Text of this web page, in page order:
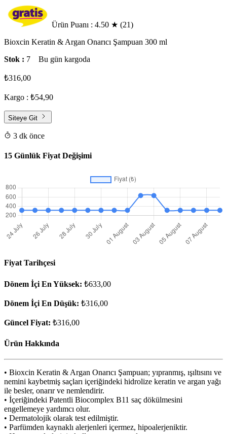
Ürün Puanı : 4.50 ★ (21)
Bioxcin Keratin & Argan Onarıcı Şampuan 300 ml
Stok : 7 Bu gün kargoda
₺316,00
Kargo : ₺54,90
Siteye Git
3 dk önce
15 Günlük Fiyat Değişimi
Fiyat Tarihçesi
Dönem İçi En Yüksek: ₺633,00
Dönem İçi En Düşük: ₺316,00
Güncel Fiyat: ₺316,00
Ürün Hakkında
• Bioxcin Keratin & Argan Onarıcı Şampuan; yıpranmış, ışıltısını ve
nemini kaybetmiş saçları içeriğindeki hidrolize keratin ve argan yağı
ile besler, onarır ve nemlendirir.
• İçeriğindeki Patentli Biocomplex B11 saç dökülmesini
engellemeye yardımcı olur.
• Dermatolojik olarak test edilmiştir.
• Parfümden kaynaklı alerjenleri içermez, hipoalerjeniktir.